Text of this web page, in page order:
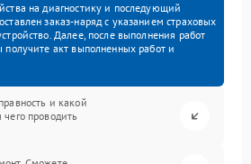
на диагностику и последующий
заказ-наряд с указанием страховых
Далее, после выполнения работ
получите акт выполненных работ и
и какой
проводить